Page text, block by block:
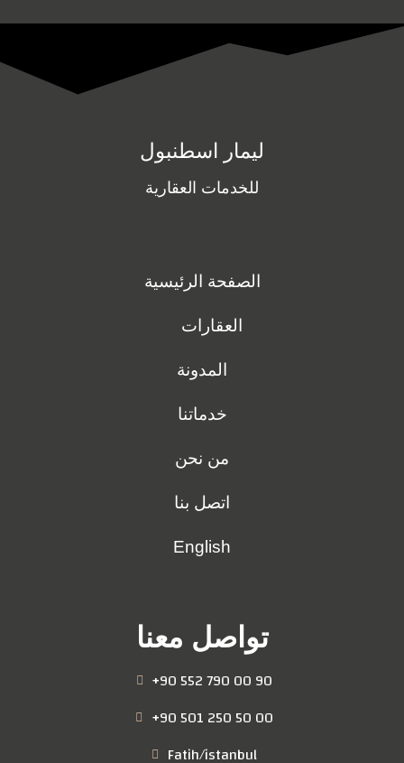
الصفحة الرئيسية
العقارات
المدونة
خدماتنا
من نحن
اتصل بنا
English
ليمار اسطنبول
للخدمات العقارية
تواصل معنا
+90 552 790 00 90
+90 501 250 50 00
Fatih/istanbul